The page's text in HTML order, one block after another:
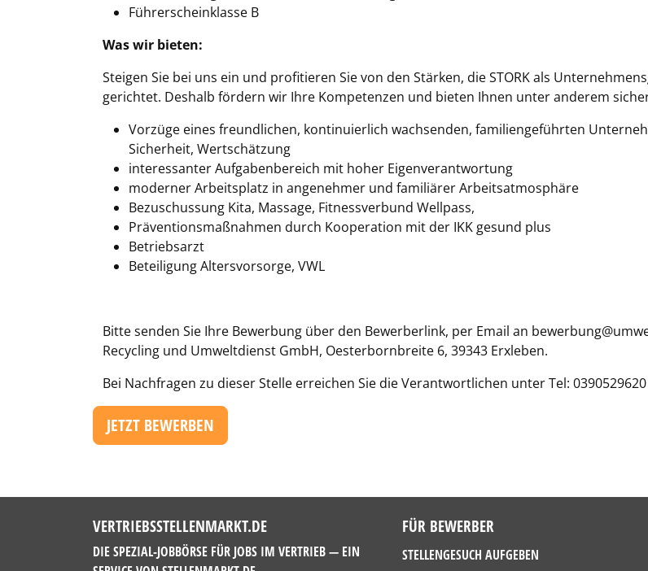
Führerscheinklasse B
Was wir bieten:
Steigen Sie bei uns ein und profitieren Sie von den Stärken, die STORK als
gerichtet. Deshalb fördern wir Ihre Kompetenzen und bieten Ihnen unter anderem
Vorzüge eines freundlichen, kontinuierlich wachsenden, familiengeführten
Sicherheit, Wertschätzung
interessanter Aufgabenbereich mit hoher Eigenverantwortung
moderner Arbeitsplatz in angenehmer und familiärer Arbeitsatmosphäre
Bezuschussung Kita, Massage, Fitnessverbund Wellpass,
Präventionsmaßnahmen durch Kooperation mit der IKK gesund plus
Betriebsarzt
Beteiligung Altersvorsorge, VWL
Bitte senden Sie Ihre Bewerbung über den Bewerberlink, per Email an
Recycling und Umweltdienst GmbH, Oesterbornbreite 6, 39343 Erxleben.
Bei Nachfragen zu dieser Stelle erreichen Sie die Verantwortlichen unter Tel:
JETZT BEWERBEN
VERTRIEBSSTELLENMARKT.DE
DIE SPEZIAL-JOBBÖRSE FÜR JOBS IM VERTRIEB — EIN
FÜR BEWERBER
STELLENGESUCH AUFGEBEN